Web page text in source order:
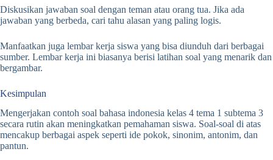
Diskusikan jawaban soal dengan teman atau orang tua. Jika ada
jawaban yang berbeda, cari tahu alasan yang paling logis.
Manfaatkan juga lembar kerja siswa yang bisa diunduh dari berbagai
sumber. Lembar kerja ini biasanya berisi latihan soal yang menarik dan
bergambar.
Kesimpulan
Mengerjakan contoh soal bahasa indonesia kelas 4 tema 1 subtema 3
secara rutin akan meningkatkan pemahaman siswa. Soal-soal di atas
mencakup berbagai aspek seperti ide pokok, sinonim, antonim, dan
pantun.